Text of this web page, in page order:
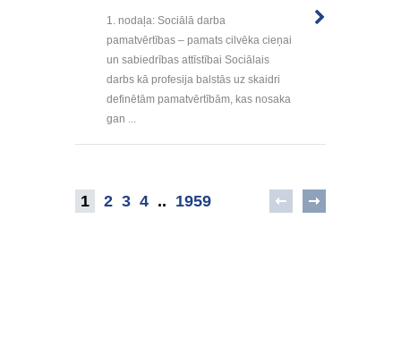
1. nodaļa: Sociālā darba
pamatvērtības – pamats cilvēka cieņai
un sabiedrības attīstībai Sociālais
darbs kā profesija balstās uz skaidri
definētām pamatvērtībām, kas nosaka
gan ...
1 2 3 4 .. 1959